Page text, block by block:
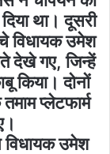
था। दूसरी
विधायक उमेश
देखे गए, जिन्हें
किया। दोनों
प्लेटफार्म
विधायक उमेश